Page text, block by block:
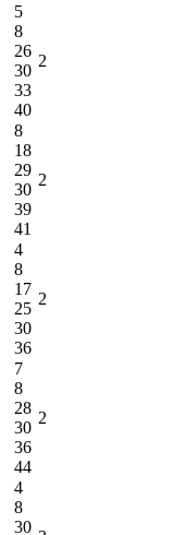
5
8
26
30
33
40
2
8
18
29
30
39
41
2
4
8
17
25
30
36
2
7
8
28
30
36
44
2
4
8
30